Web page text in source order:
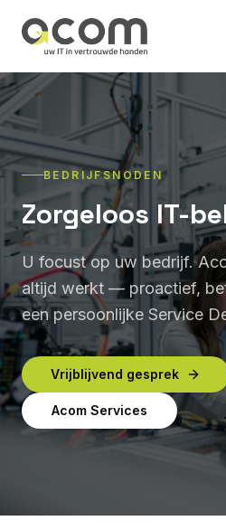
BEDRIJFSNODEN
Zorgeloos IT-
U focust op uw bedrijf.
altijd werkt — proactief,
een persoonlijke Service
Vrijblijvend gesprek
Acom Services